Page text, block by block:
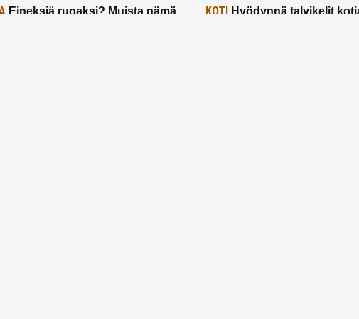
Eineksiä ruoaksi? Muista nämä
KOTIHyödynnä talvikelit